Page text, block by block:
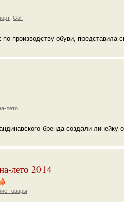
Golf
производству обуви, представила
лето
бренда создали линейку
лето 2014
товары